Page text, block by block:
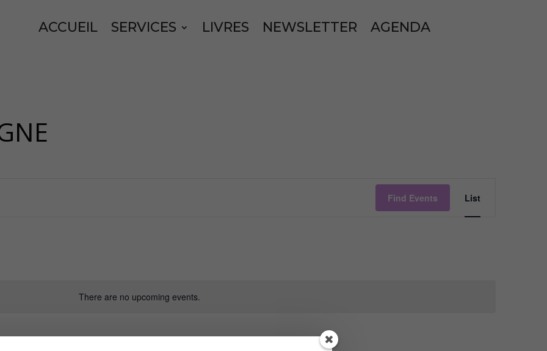
ACCUEIL SERVICES LIVRES NEWSLETTER AGENDA
There are no upcoming events.
Find Events VIEWS
List